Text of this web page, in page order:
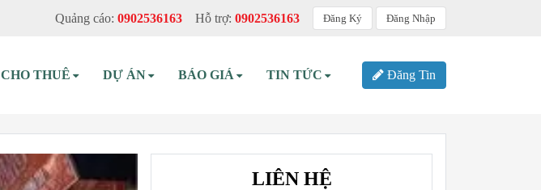
Quảng cáo: 0902536163 Hỗ trợ: 0902536163 Đăng Ký Đăng Nhập
CHO THUÊ DỰ ÁN BÁO GIÁ TIN TỨC Đăng Tin
LIÊN HỆ